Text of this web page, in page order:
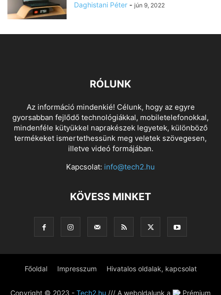
Daghistani Péter - jún 9, 2022
RÓLUNK
Az információ mindenkié! Célunk, hogy az egyre
gyorsabban fejlődő technológiákkal, mobiletelefonokkal,
mindenféle kütyükkel naprakészek legyetek, különböző
termékeket ismertethessünk meg veletek szövegesen,
illetve videó formájában.
Kapcsolat: info@tech2.hu
KÖVESS MINKET
Főoldal Impresszum Hivatalos oldalak, kapcsolat
Copyright © 2023 - Tech2.hu /// A weboldalunk a Prémium